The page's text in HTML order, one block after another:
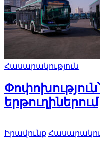
Հասարակություն
երթուղիներում
Իրավունք